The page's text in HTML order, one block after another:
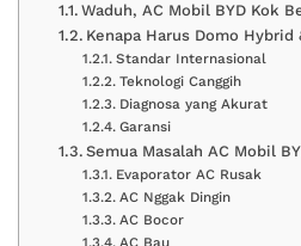
Waduh, AC Mobil BYD Kok
Kenapa Harus Domo Hybrid
Standar Internasional
Teknologi Canggih
Diagnosa yang Akurat
Garansi
Semua Masalah AC Mobil
Evaporator AC Rusak
AC Nggak Dingin
AC Bocor